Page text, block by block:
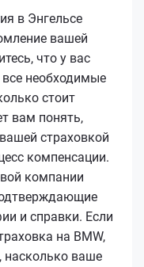
в Энгельсе
вашей
что у вас
все необходимые
стоит
вам понять,
страховкой
компенсации.
компании
и справки. Если
на BMW,
насколько ваше